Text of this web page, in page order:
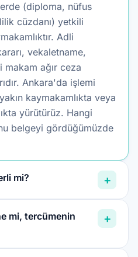
(diploma, nüfus
cüzdanı) yetkili
Adli
vekaletname,
ağır ceza
Ankara'da işlemi
kaymakamlıkta veya
yürütürüz. Hangi
belgeyi gördüğümüzde
mi? +
mi, tercümenin
+